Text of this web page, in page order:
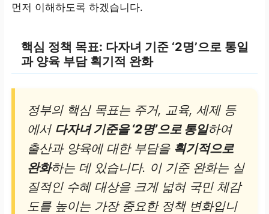
먼저 이해하도록 하겠습니다.
핵심 정책 목표: 다자녀 기준 ‘2명’으로 통일
과 양육 부담 획기적 완화
정부의 핵심 목표는 주거, 교육, 세제 등
에서 다자녀 기준을 ‘2명’으로 통일하여
출산과 양육에 대한 부담을 획기적으로
완화하는 데 있습니다. 이 기준 완화는 실
질적인 수혜 대상을 크게 넓혀 국민 체감
도를 높이는 가장 중요한 정책 변화입니